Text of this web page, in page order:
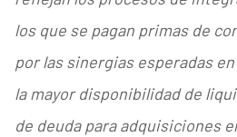
los que se pagan primas de
por las sinergias esperadas
la mayor disponibilidad de
de deuda para adquisiciones